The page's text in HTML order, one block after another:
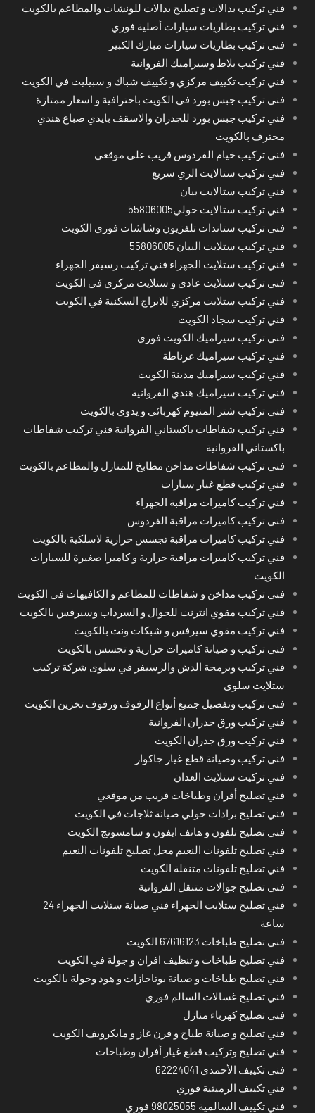
فني تركيب بدالات و تصليح بدالات للونشات والمطاعم بالكويت
فني تركيب بطاريات سيارات أصلية فوري
فني تركيب بطاريات سيارات مبارك الكبير
فني تركيب بلاط وسيراميك الفروانية
فني تركيب تكييف مركزي و تكييف شباك و سبيليت في الكويت
فني تركيب جبس بورد في الكويت باحترافية و اسعار ممتازة
فني تركيب جبس بورد للجدران والاسقف بايدي صباغ هندي
محترف بالكويت
فني تركيب خيام الفردوس قريب على موقعي
فني تركيب ستالايت الري سريع
فني تركيب ستالايت بيان
فني تركيب ستالايت حولي55806005
فني تركيب ستاندات تلفزيون وشاشات فوري الكويت
فني تركيب ستلايت البيان 55806005
فني تركيب ستلايت الجهراء فني تركيب رسيفر الجهراء
فني تركيب ستلايت عادي و ستلايت مركزي في الكويت
فني تركيب ستلايت مركزي للابراج السكنية في الكويت
فني تركيب سجاد الكويت
فني تركيب سيراميك الكويت فوري
فني تركيب سيراميك غرناطة
فني تركيب سيراميك مدينة الكويت
فني تركيب سيراميك هندي الفروانية
فني تركيب شتر المنيوم كهربائي و يدوي بالكويت
فني تركيب شفاطات باكستاني الفروانية فني تركيب شفاطات
باكستاني الفروانية
فني تركيب شفاطات مداخن مطابخ للمنازل والمطاعم بالكويت
فني تركيب قطع غيار سيارات
فني تركيب كاميرات مراقبة الجهراء
فني تركيب كاميرات مراقبة الفردوس
فني تركيب كاميرات مراقبة تجسس حرارية لاسلكية بالكويت
فني تركيب كاميرات مراقبة حرارية و كاميرا صغيرة للسيارات
الكويت
فني تركيب مداخن و شفاطات للمطاعم و الكافيهات في الكويت
فني تركيب مقوي انترنت للجوال و السرداب وسيرفس بالكويت
فني تركيب مقوي سيرفس و شبكات ونت بالكويت
فني تركيب و صيانة كاميرات حرارية و تجسس بالكويت
فني تركيب وبرمجة الدش والرسيفر في سلوى شركة تركيب
ستلايت سلوى
فني تركيب وتفصيل جميع أنواع الرفوف ورفوف تخزين الكويت
فني تركيب ورق جدران الفروانية
فني تركيب ورق جدران الكويت
فني تركيب وصيانة قطع غيار جاكوار
فني تركيت ستلايت العدان
فني تصليح أفران وطباخات قريب من موقعي
فني تصليح برادات حولي صيانة ثلاجات في الكويت
فني تصليح تلفون و هاتف ايفون و سامسونج الكويت
فني تصليح تلفونات النعيم محل تصليح تلفونات النعيم
فني تصليح تلفونات متنقلة الكويت
فني تصليح جوالات متنقل الفروانية
فني تصليح ستلايت الجهراء فني صيانة ستلايت الجهراء 24
ساعة
فني تصليح طباخات 67616123 الكويت
فني تصليح طباخات و تنظيف افران و جولة في الكويت
فني تصليح طباخات و صيانة بوتاجازات و هود وجولة بالكويت
فني تصليح غسالات السالم فوري
فني تصليح كهرباء منازل
فني تصليح و صيانة طباخ و فرن غاز و مايكرويف الكويت
فني تصليح وتركيب قطع غيار أفران وطباخات
فني تكييف الأحمدي 62224041
فني تكييف الرميثية فوري
فني تكييف السالمية 98025055 فوري